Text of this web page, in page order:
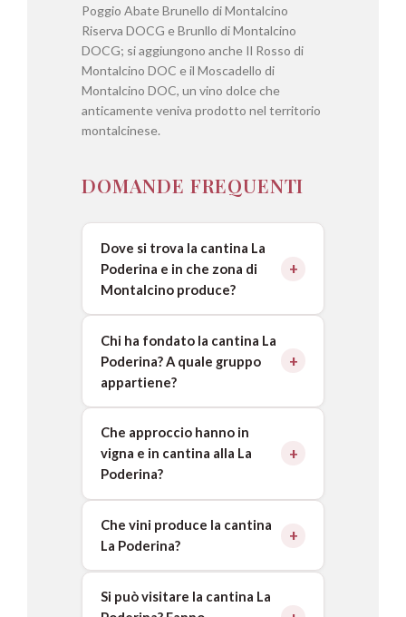
Poggio Abate Brunello di Montalcino
Riserva DOCG e Brunllo di Montalcino
DOCG; si aggiungono anche Il Rosso di
Montalcino DOC e il Moscadello di
Montalcino DOC, un vino dolce che
anticamente veniva prodotto nel territorio
montalcinese.
DOMANDE FREQUENTI
Dove si trova la cantina La
Poderina e in che zona di
Montalcino produce?
Chi ha fondato la cantina La
Poderina? A quale gruppo
appartiene?
Che approccio hanno in
vigna e in cantina alla La
Poderina?
Che vini produce la cantina
La Poderina?
Si può visitare la cantina La